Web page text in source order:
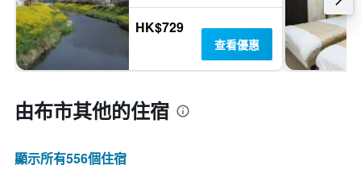
HK$729
查看優惠
由布市​其他的住宿
顯示所有556​個住宿